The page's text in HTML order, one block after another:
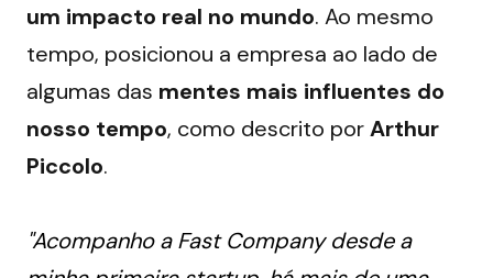
um impacto real no mundo. Ao mesmo
tempo, posicionou a empresa ao lado de
algumas das mentes mais influentes do
nosso tempo, como descrito por Arthur
Piccolo.
"Acompanho a Fast Company desde a